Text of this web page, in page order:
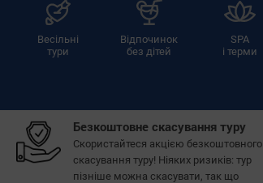
Весільні
тури
Відпочинок
без дітей
SPA
і терми
Безкоштовне скасування туру
Скористайтеся акцією безкоштовного
скасування туру! Ніяких ризиків: тур
пізніше можна скасувати, так що